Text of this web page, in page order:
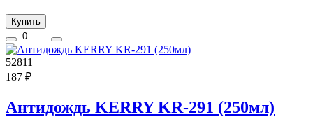
Купить
52811
187 ₽
Антидождь KERRY KR-291 (250мл)